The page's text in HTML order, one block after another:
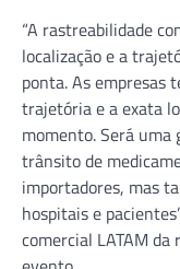
“A rastreabilidade
localização e a
ponta. As empresas
trajetória e a exata
momento. Será uma
trânsito de
importadores, mas
hospitais e
comercial LATAM da